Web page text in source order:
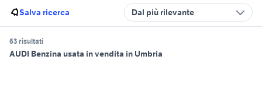
Salva ricerca Dal più rilevante
63 risultati
AUDI Benzina usata in vendita in Umbria